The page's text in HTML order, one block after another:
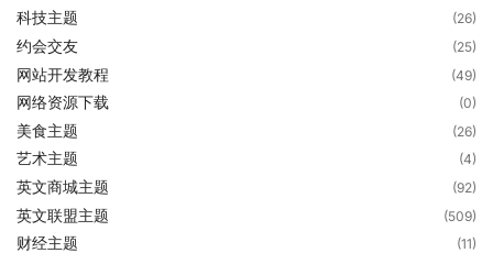
科技主题 (26)
约会交友 (25)
网站开发教程 (49)
网络资源下载 (0)
美食主题 (26)
艺术主题 (4)
英文商城主题 (92)
英文联盟主题 (509)
财经主题 (11)